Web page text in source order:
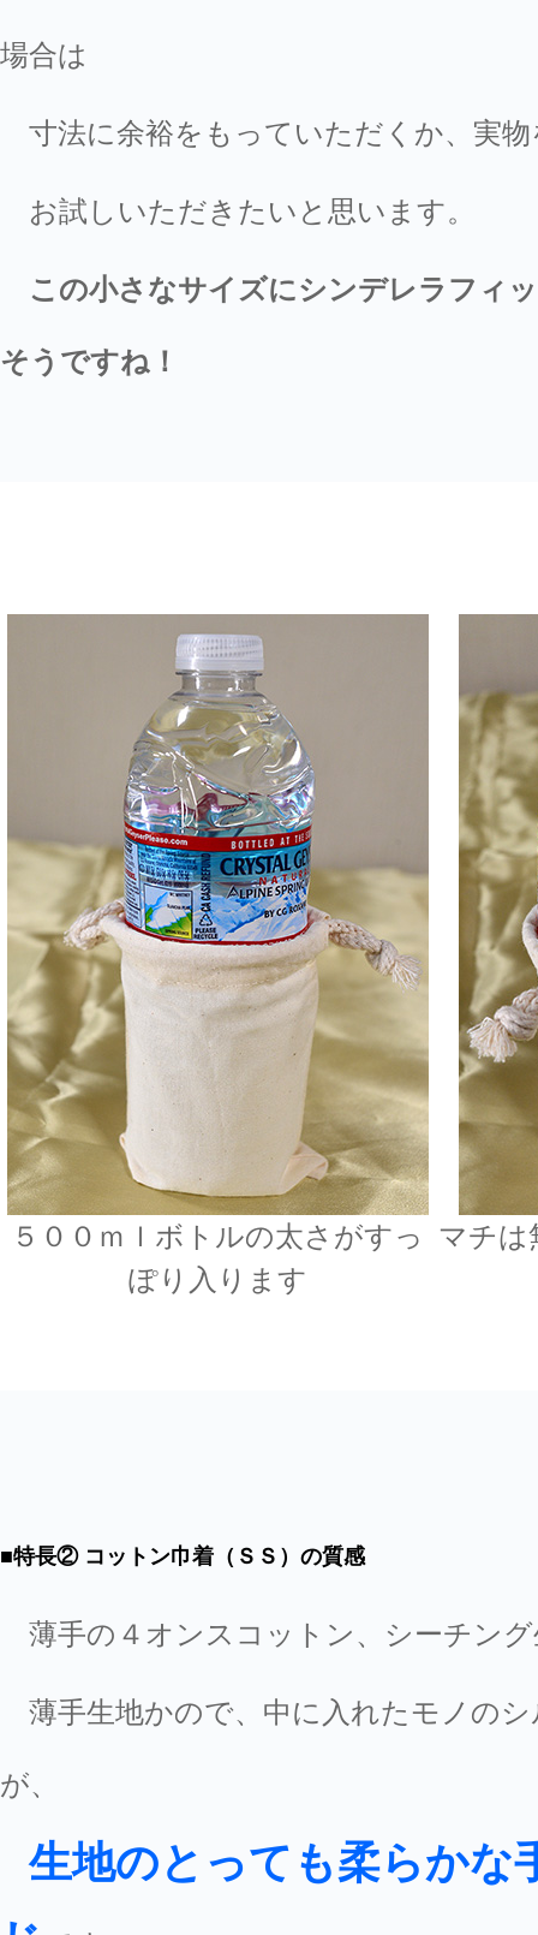
場合は
寸法に余裕をもっていただくか、実
お試しいただきたいと思います。
この小さなサイズにシンデレラフィ
そうですね！
５００ｍｌボトルの太さがすっ
ぽり入ります
マチは
■特長② コットン巾着（ＳＳ）の質感
薄手の４オンスコットン、シーチン
薄手生地かので、中に入れたモノの
が、
生地のとっても柔らかな